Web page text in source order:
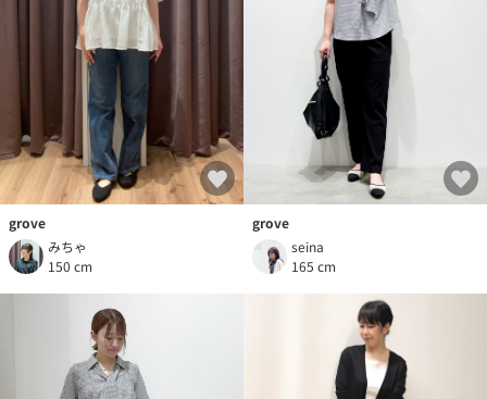
grove
みちゃ
150 cm
grove
seina
165 cm